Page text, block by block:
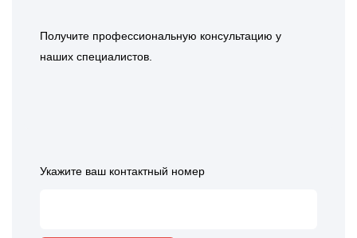
Получите профессиональную консультацию у
наших специалистов.
Укажите ваш контактный номер